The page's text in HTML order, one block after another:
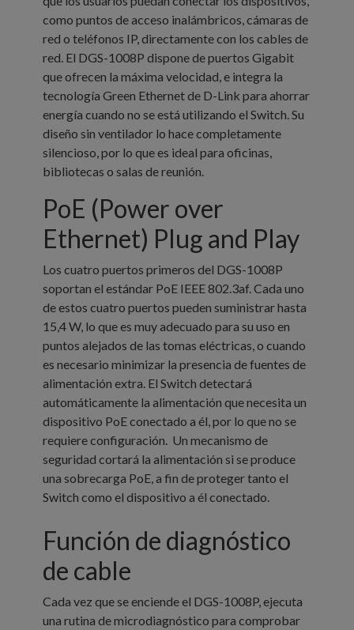
como puntos de acceso inalámbricos, cámaras de
red o teléfonos IP, directamente con los cables de
red. El DGS-1008P dispone de puertos Gigabit
que ofrecen la máxima velocidad, e integra la
tecnología Green Ethernet de D-Link para ahorrar
energía cuando no se está utilizando el Switch. Su
diseño sin ventilador lo hace completamente
silencioso, por lo que es ideal para oficinas,
bibliotecas o salas de reunión.
PoE (Power over
Ethernet) Plug and Play
Los cuatro puertos primeros del DGS-1008P
soportan el estándar PoE IEEE 802.3af. Cada uno
de estos cuatro puertos pueden suministrar hasta
15,4 W, lo que es muy adecuado para su uso en
puntos alejados de las tomas eléctricas, o cuando
es necesario minimizar la presencia de fuentes de
alimentación extra. El Switch detectará
automáticamente la alimentación que necesita un
dispositivo PoE conectado a él, por lo que no se
requiere configuración. Un mecanismo de
seguridad cortará la alimentación si se produce
una sobrecarga PoE, a fin de proteger tanto el
Switch como el dispositivo a él conectado.
Función de diagnóstico
de cable
Cada vez que se enciende el DGS-1008P, ejecuta
una rutina de microdiagnóstico para comprobar